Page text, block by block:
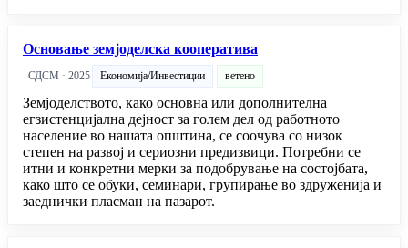
Основање земјоделска кооператива
СДСМ · 2025 Економија/Инвестиции ветено
Земјоделството, како основна или дополнителна
егзистенцијална дејност за голем дел од работното
население во нашата општина, се соочува со низок
степен на развој и сериозни предизвици. Потребни се
итни и конкретни мерки за подобрување на состојбата,
како што се обуки, семинари, групирање во здруженија и
заеднички пласман на пазарот.